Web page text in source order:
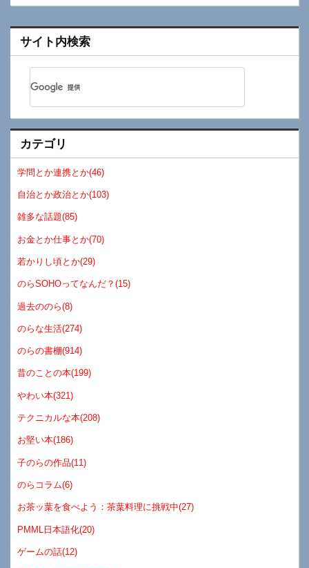
サイト内検索
カテゴリ
学問とか連携とか(46)
自治とか政治とか(103)
雑多な話題(85)
お金とか仕事とか(70)
若かりし頃とか(29)
のらSOHOってなんだ？(15)
過去ののら(8)
のらな生活(274)
のらの書棚(914)
昔のことの本(199)
やわい本(321)
テクニカルな本(208)
お堅い本(186)
子のらの作品(11)
のらコラム(6)
お茶ッ葉を食べよう：茶葉料理に挑戦中(27)
PMML日本語化(20)
ゲームの話(12)